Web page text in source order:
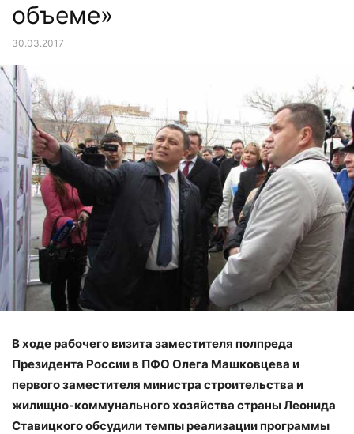
объеме»
30.03.2017
В ходе рабочего визита заместителя полпреда
Президента России в ПФО Олега Машковцева и
первого заместителя министра строительства и
жилищно-коммунального хозяйства страны Леонида
Ставицкого обсудили темпы реализации программы